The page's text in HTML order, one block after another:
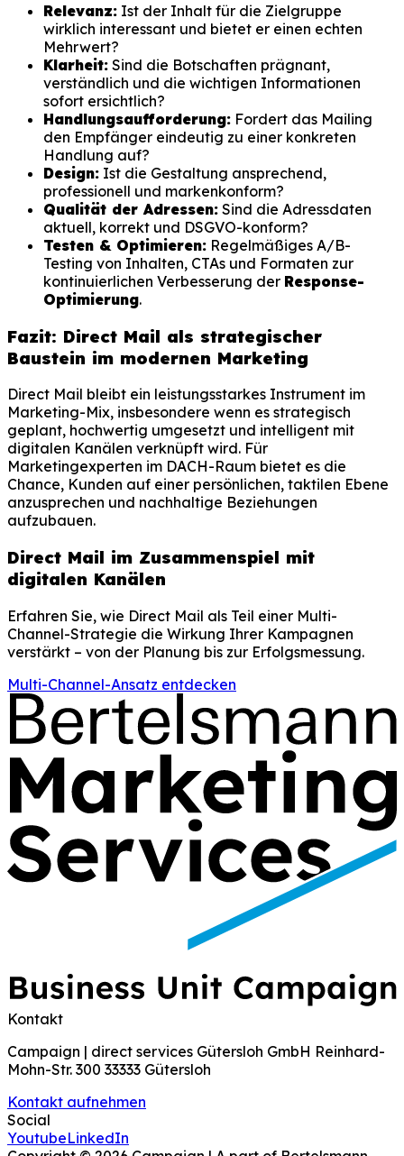
Relevanz: Ist der Inhalt für die Zielgruppe
wirklich interessant und bietet er einen echten
Mehrwert?
Klarheit: Sind die Botschaften prägnant,
verständlich und die wichtigen Informationen
sofort ersichtlich?
Handlungsaufforderung: Fordert das Mailing
den Empfänger eindeutig zu einer konkreten
Handlung auf?
Design: Ist die Gestaltung ansprechend,
professionell und markenkonform?
Qualität der Adressen: Sind die Adressdaten
aktuell, korrekt und DSGVO-konform?
Testen & Optimieren: Regelmäßiges A/B-
Testing von Inhalten, CTAs und Formaten zur
kontinuierlichen Verbesserung der Response-
Optimierung.
Fazit: Direct Mail als strategischer
Baustein im modernen Marketing
Direct Mail bleibt ein leistungsstarkes Instrument im
Marketing-Mix, insbesondere wenn es strategisch
geplant, hochwertig umgesetzt und intelligent mit
digitalen Kanälen verknüpft wird. Für
Marketingexperten im DACH-Raum bietet es die
Chance, Kunden auf einer persönlichen, taktilen Ebene
anzusprechen und nachhaltige Beziehungen
aufzubauen.
Direct Mail im Zusammenspiel mit
digitalen Kanälen
Erfahren Sie, wie Direct Mail als Teil einer Multi-
Channel-Strategie die Wirkung Ihrer Kampagnen
verstärkt – von der Planung bis zur Erfolgsmessung.
Multi-Channel-Ansatz entdecken
Kontakt
Campaign | direct services Gütersloh GmbH Reinhard-
Mohn-Str. 300 33333 Gütersloh
Kontakt aufnehmen
Social
YoutubeLinkedIn